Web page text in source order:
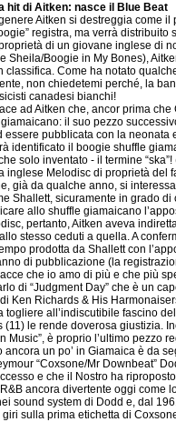
hit di Aitken: nasce il Blue Beat
Aitken si destreggia come
registra, ma verrà
di un giovane inglese di
Sheila/Boogie in My Bones),
classifica. Come ha notato
non chiedetemi perché, la
canadesi bianchi!
ad Aitken che, ancor prima
il suo pezzo
essere pubblicata con la neonata
identificato il boogie shuffle
solo inventato - il termine
inglese Melodisc di proprietà del
già da qualche anno, si
Shallett, sicuramente in grado
allo shuffle giamaicano
pertanto, Aitken aveva
stesso ceduti a quella. A
prodotta da Shallett con
di pubblicazione (la
che io amo di più e che più
di “Judgment Day” che è un
Ken Richards & His
togliere all’indiscutibile fascino
(11) le rende doverosa giustizia.
Music”, è proprio l’ultimo pezzo
ancora un po’ in Giamaica è da
“Coxsone/Mr Downbeat”
e che il Nostro ha
ancora divertente oggi come
sound system di Dodd e, dal
sulla prima etichetta di